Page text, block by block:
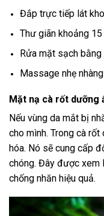
Đắp trực tiếp lát
Thư giãn khoảng
Rửa mặt sạch
Massage nhẹ
Mặt nạ cà rốt dưỡng
Nếu vùng da mắt bị
cho mình. Trong cà
hóa. Nó sẽ cung cấp
chóng. Đây được xem
chống nhăn hiệu quả.